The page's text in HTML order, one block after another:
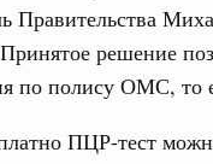
Правительства
решение
по полису ОМС, то
ПЦР-тест
строительства
130
под